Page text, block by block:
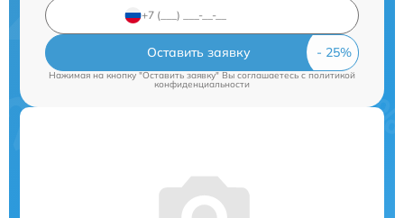
Оставить заявку
Нажимая на кнопку "Оставить заявку" Вы соглашаетесь cполитикой
конфиденциальности